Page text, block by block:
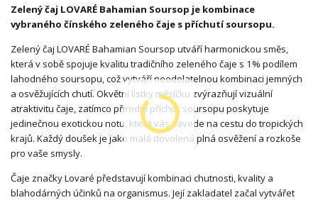
Zelený čaj LOVARÉ Bahamian Soursop je kombinace
vybraného čínského zeleného čaje s příchutí soursopu.
Zelený čaj LOVARÉ Bahamian Soursop utváří harmonickou směs,
která v sobě spojuje kvalitu tradičního zeleného čaje s 1% podílem
lahodného soursopu, což vytváří neodolatelnou kombinaci jemných
a osvěžujících chutí. Okvětní lístky měsíčku zvýrazňují vizuální
atraktivitu čaje, zatímco přírodní příchuť soursopu poskytuje
jedinečnou exotickou notu, která vás zavede na cestu do tropických
krajů. Každý doušek je jako malá dovolená plná osvěžení a rozkoše
pro vaše smysly.
Čaje značky Lovaré představují kombinaci chutnosti, kvality a
blahodárných účinků na organismus. Její zakladatel začal vytvářet